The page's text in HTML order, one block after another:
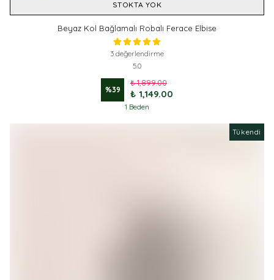
STOKTA YOK
Beyaz Kol Bağlamalı Robalı Ferace Elbise
3 değerlendirme
5.0
%39
₺ 1,899.00
₺ 1,149.00
1 Beden
Tükendi